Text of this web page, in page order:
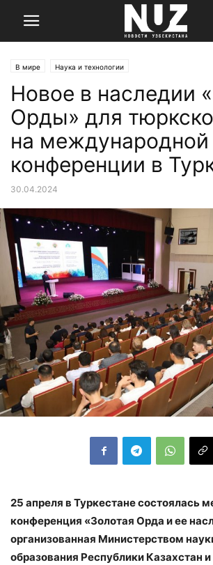
В мире Наука и технологии
Новое в наследии
Орды» для
на международной
конференции в
30.04.2024
25 апреля в Туркестане состоялась
конференция «Золотая Орда и ее
организованная Министерством
образования Республики Казахстан